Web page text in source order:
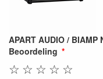
APART AUDIO /
Beoordeling
☆
☆
☆
☆
☆